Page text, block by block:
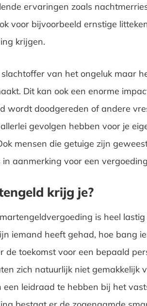
ervaringen zoals
voor bijvoorbeeld ernstige
krijgen.
van het ongeluk maar
Dit kan ook een enorme
wordt doodgereden of andere
gevolgen hebben voor je
mensen die getuige zijn
in aanmerking voor een
krijg je?
is heel
iemand heeft gehad, hoe bang
de toekomst voor een bepaald
zich natuurlijk niet gemakkelijk
een leidraad te hebben bij het